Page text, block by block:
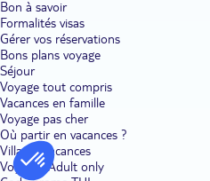
Bon à savoir
Formalités visas
Gérer vos réservations
Bons plans voyage
Séjour
Voyage tout compris
Vacances en famille
Voyage pas cher
Où partir en vacances ?
Villages vacances
Voyages Adult only